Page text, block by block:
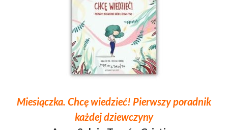
Miesiączka. Chcę wiedzieć! Pierwszy poradnik
każdej dziewczyny